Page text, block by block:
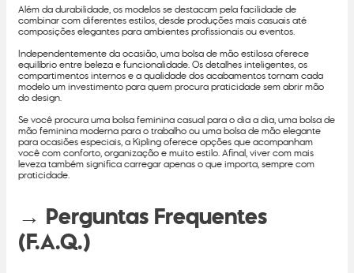
Além da durabilidade, os modelos se destacam pela facilidade de
combinar com diferentes estilos, desde produções mais casuais até
composições elegantes para ambientes profissionais ou eventos.
Independentemente da ocasião, uma bolsa de mão estilosa oferece
equilíbrio entre beleza e funcionalidade. Os detalhes inteligentes, os
compartimentos internos e a qualidade dos acabamentos tornam cada
modelo um investimento para quem procura praticidade sem abrir mão
do design.
Se você procura uma bolsa feminina casual para o dia a dia, uma bolsa de
mão feminina moderna para o trabalho ou uma bolsa de mão elegante
para ocasiões especiais, a Kipling oferece opções que acompanham
você com conforto, organização e muito estilo. Afinal, viver com mais
leveza também significa carregar apenas o que importa, sempre com
praticidade.
→ Perguntas Frequentes
(F.A.Q.)